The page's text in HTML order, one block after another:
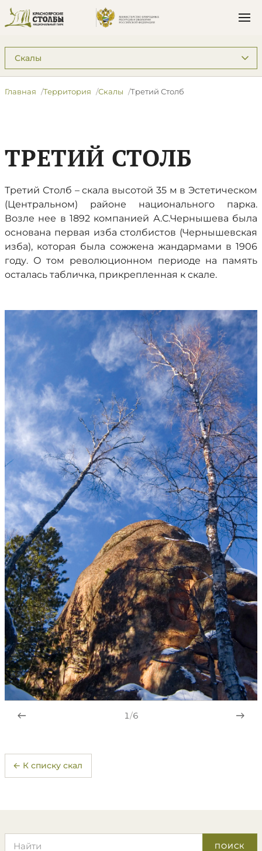
Подразделы: Территория
Главная Территория Скалы Третий Столб
ТРЕТИЙ СТОЛБ
Третий Столб – скала высотой 35 м в Эстетическом
(Центральном) районе национального парка.
Возле нее в 1892 компанией А.С.Чернышева была
основана первая изба столбистов (Чернышевская
изба), которая была сожжена жандармами в 1906
году. О том революционном периоде на память
осталась табличка, прикрепленная к скале.
1/6
← К списку скал
ПОИСК